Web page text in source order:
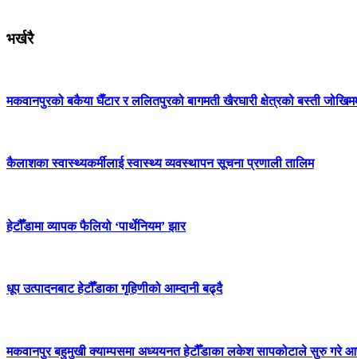
भर्खरै
मकवानपुरको बकैया घैँटार र ललितपुरको बागमती खैरघारी क्षेत्रको बस्ती
कैलाशका स्वास्थ्यकर्मीलाई स्वास्थ्य व्यवस्थापन सूचना प्रणाली तालिम
हेटौँडामा व्यापक फैलियो ‘पार्थेनियम’ झार
धूप उत्पादनबाट हेटौँडाका गृहिणीको आम्दानी बढ्दै
मकवानपुर बहुमुखी क्याम्पसमा अध्ययनत हेटौँडाका लकेश सापकोटाले सुरु गरे